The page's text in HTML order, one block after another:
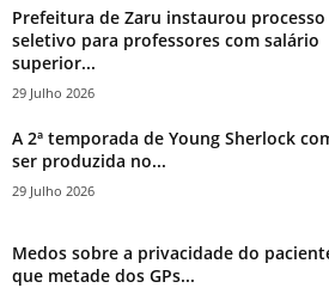
Prefeitura de Zaru instaurou processo
seletivo para professores com salário
superior...
29 Julho 2026
A 2ª temporada de Young Sherlock
ser produzida no...
29 Julho 2026
Medos sobre a privacidade do
que metade dos GPs...